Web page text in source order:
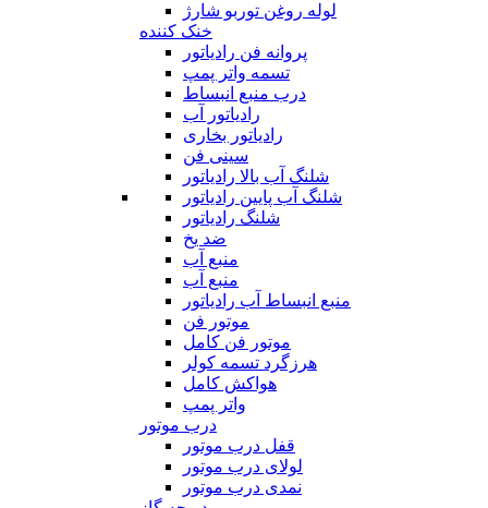
لوله روغن توربو شارژ
خنک کننده
پروانه فن رادیاتور
تسمه واتر پمپ
درب منبع انبساط
رادیاتور آب
رادیاتور بخاری
سینی فن
شلنگ آب بالا رادیاتور
شلنگ آب پایین رادیاتور
شلنگ رادیاتور
ضد یخ
منبع آب
منبع آب
منبع انبساط آب رادیاتور
موتور فن
موتور فن کامل
هرزگرد تسمه کولر
هواکش کامل
واتر پمپ
درب موتور
قفل درب موتور
لولای درب موتور
نمدی درب موتور